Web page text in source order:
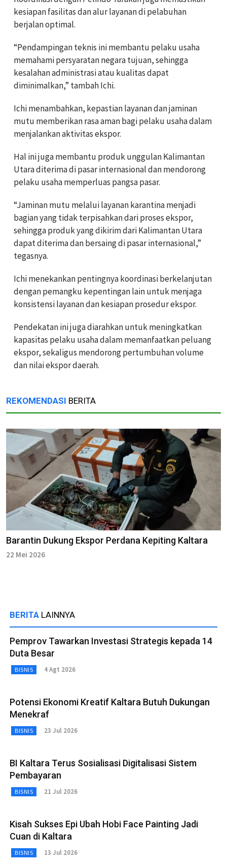
kesiapan fasilitas dan alur layanan di pelabuhan
berjalan optimal.
“Pendampingan teknis ini membantu pelaku usaha
memahami persyaratan negara tujuan, sehingga
kesalahan administrasi atau kualitas dapat
diminimalkan,” tambah Ichi.
Ichi menambahkan, kepastian layanan dan jaminan
mutu memberikan rasa aman bagi pelaku usaha dalam
menjalankan aktivitas ekspor.
Hal ini juga membantu produk unggulan Kalimantan
Utara diterima di pasar internasional dan mendorong
pelaku usaha memperluas pangsa pasar.
“Jaminan mutu melalui layanan karantina menjadi
bagian yang tidak terpisahkan dari proses ekspor,
sehingga produk yang dikirim dari Kalimantan Utara
dapat diterima dan bersaing di pasar internasional,”
tegasnya.
Ichi menekankan pentingnya koordinasi berkelanjutan
dengan pemangku kepentingan lain untuk menjaga
konsistensi layanan dan kesiapan prosedur ekspor.
Pendekatan ini juga diarahkan untuk meningkatkan
kapasitas pelaku usaha dalam memanfaatkan peluang
ekspor, sekaligus mendorong pertumbuhan volume
dan nilai ekspor daerah.
REKOMENDASI BERITA
Barantin Dukung Ekspor Perdana Kepiting Kaltara
22 Mei 2026
BERITA LAINNYA
Pemprov Tawarkan Investasi Strategis kepada 14
Duta Besar
BISNIS 4 Agt 2026
Potensi Ekonomi Kreatif Kaltara Butuh Dukungan
Menekraf
BISNIS 23 Jul 2026
BI Kaltara Terus Sosialisasi Digitalisasi Sistem
Pembayaran
BISNIS 21 Jul 2026
Kisah Sukses Epi Ubah Hobi Face Painting Jadi
Cuan di Kaltara
BISNIS 13 Jul 2026